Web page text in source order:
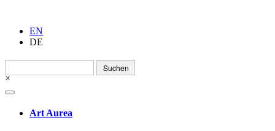
EN
DE
Suchen
nach:
×
Art Aurea